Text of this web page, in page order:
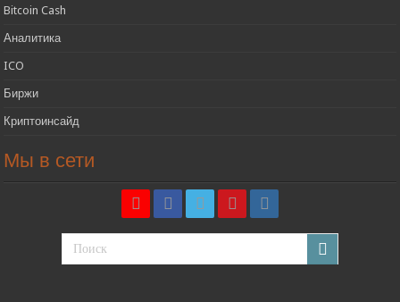
Bitcoin Cash
Аналитика
ICO
Биржи
Криптоинсайд
Мы в сети